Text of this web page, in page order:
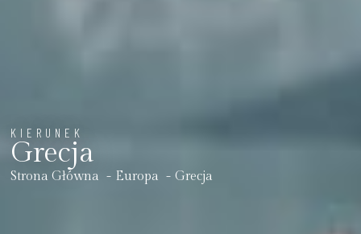
KIERUNEK
Grecja
Strona Główna Europa Grecja